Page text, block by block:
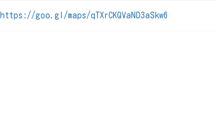
https://goo.gl/maps/qTXrCKQVaND3aSkw6